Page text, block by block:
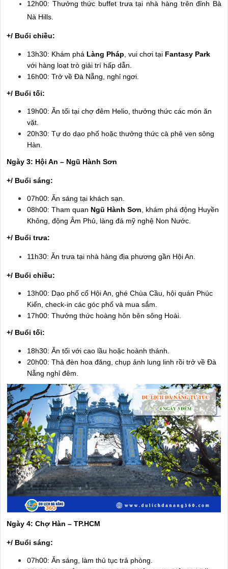
12h00: Thưởng thức buffet trưa tại nhà hàng trên đỉnh Bà
Nà Hills.
+/ Buổi chiều:
13h30: Khám phá Làng Pháp , vui chơi tại Fantasy Park
với hàng loạt trò giải trí hấp dẫn.
16h00: Trở về Đà Nẵng, nghỉ ngơi.
+/ Buổi tối:
19h00: Ăn tối tại chợ đêm Helio, thưởng thức các món ăn
vặt.
20h30: Tự do dạo phố hoặc thưởng thức cà phê ven sông
Hàn.
Ngày 3: Hội An – Ngũ Hành Sơn
+/ Buổi sáng:
07h00: Ăn sáng tại khách sạn.
08h00: Tham quan Ngũ Hành Sơn, khám phá động Huyền
Không, động Âm Phủ, làng đá mỹ nghệ Non Nước.
+/ Buổi trưa:
11h30: Ăn trưa tại nhà hàng địa phương gần Hội An.
+/ Buổi chiều:
13h00: Dạo phố cổ Hội An, ghé Chùa Cầu, hội quán Phúc
Kiến, check-in các góc phố và mua sắm.
17h00: Thưởng thức hoàng hôn bên sông Hoài.
+/ Buổi tối:
18h30: Ăn tối với cao lầu hoặc hoành thánh.
20h00: Thả đèn hoa đăng, chụp ảnh lung linh rồi trở về Đà
Nẵng nghỉ đêm.
Ngày 4: Chợ Hàn – TP.HCM
+/ Buổi sáng:
07h00: Ăn sáng, làm thủ tục trả phòng.